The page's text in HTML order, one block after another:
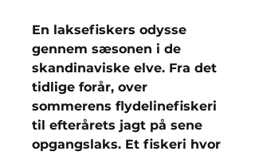
En laksefiskers odysse
gennem sæsonen i de
skandinaviske elve. Fra det
tidlige forår, over
sommerens flydelinefiskeri
til efterårets jagt på sene
opgangslaks. Et fiskeri hvor